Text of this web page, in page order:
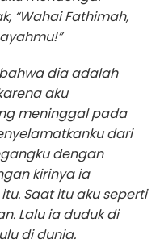
“Wahai Fathimah,
dia adalah
aku
meninggal pada
dari
dengan
kirinya ia
Saat itu aku seperti
Lalu ia duduk di
di dunia.